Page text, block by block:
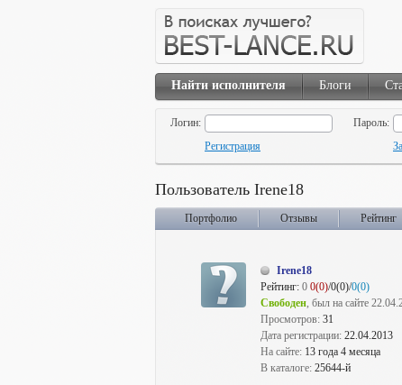
Найти исполнителя Блоги
Логин:
Пароль:
Регистрация
Пользователь Irene18
Портфолио Отзывы Рейтинг
Irene18
Рейтинг: 0 0(0)/0(0)/0(0)
Свободен, был на сайте
Просмотров: 31
Дата регистрации: 22.04.2013
На сайте: 13 года 4 месяца
В каталоге: 25644-й